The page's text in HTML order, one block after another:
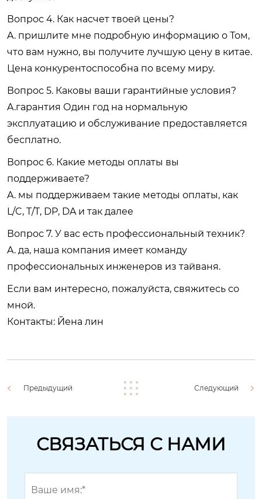
Вопрос 4. Как насчет твоей цены?
A. пришлите мне подробную информацию о Том,
что вам нужно, вы получите лучшую цену в китае.
Цена конкурентоспособна по всему миру.
Вопрос 5. Каковы ваши гарантийные условия?
A.гарантия Один год на нормальную
эксплуатацию и обслуживание предоставляется
бесплатно.
Вопрос 6. Какие методы оплаты вы
поддерживаете?
A. мы поддерживаем такие методы оплаты, как
L/C, T/T, DP, DA и так далее
Вопрос 7. У вас есть профессиональный техник?
A. да, наша компания имеет команду
профессиональных инженеров из тайваня.
Если вам интересно, пожалуйста, свяжитесь со
мной.
Контакты: Йена лин
Предыдущий Следующий
СВЯЗАТЬСЯ С НАМИ